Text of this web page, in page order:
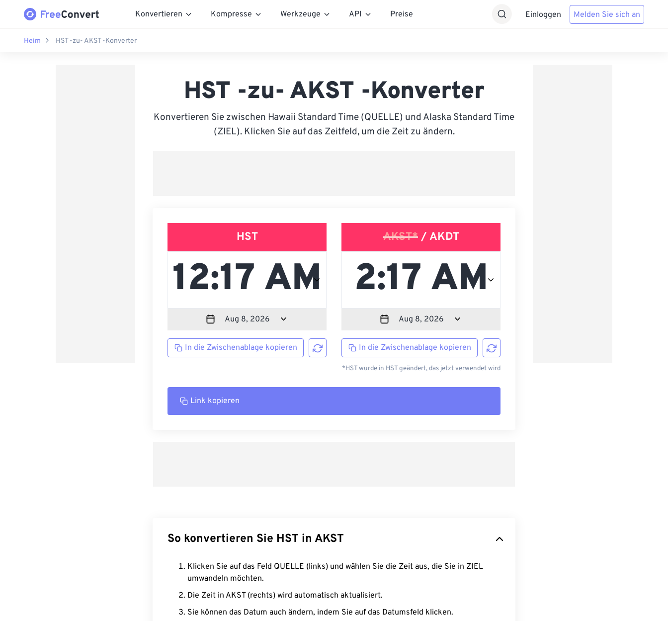
Konvertieren Kompresse Werkzeuge API Preise Einloggen Melden Sie sich an
Heim HST -zu- AKST -Konverter
HST -zu- AKST -Konverter
Konvertieren Sie zwischen Hawaii Standard Time (QUELLE) und Alaska Standard Time
(ZIEL). Klicken Sie auf das Zeitfeld, um die Zeit zu ändern.
HST
In die Zwischenablage kopieren
AKST*/ AKDT
In die Zwischenablage kopieren
*HST wurde in HST geändert, das jetzt verwendet wird
Link kopieren
So konvertieren Sie HST in AKST
Klicken Sie auf das Feld QUELLE (links) und wählen Sie die Zeit aus, die Sie in ZIEL
umwandeln möchten.
Die Zeit in AKST (rechts) wird automatisch aktualisiert.
Sie können das Datum auch ändern, indem Sie auf das Datumsfeld klicken.